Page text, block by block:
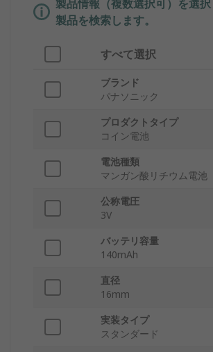
製品情報（複数選択可）を選
製品を検索します。
すべて選択
ブランド
パナソニック
プロダクトタイプ
コイン電池
電池種類
マンガン酸リチウム電池
公称電圧
3V
バッテリ容量
140mAh
直径
16mm
実装タイプ
スタンダード